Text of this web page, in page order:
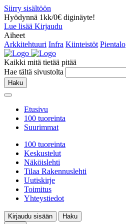
Siirry sisältöön
Hyödynnä 1kk/0€ diginäyte!
Lue lisää Kirjaudu
Aiheet
Arkkitehtuuri Infra Kiinteistöt Pientalo
Kaikki mitä tietää pitää
Hae tältä sivustolta
Haku
Etusivu
100 tuoreinta
Suurimmat
100 tuoreinta
Keskustelut
Näköislehti
Tilaa Rakennuslehti
Uutiskirje
Toimitus
Yhteystiedot
Kirjaudu sisään
Haku